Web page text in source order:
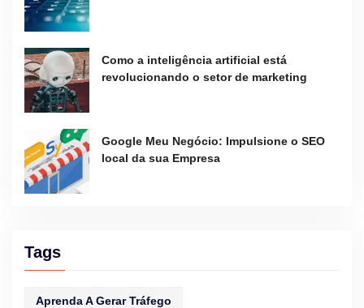
Como a inteligência artificial está
revolucionando o setor de marketing
Google Meu Negócio: Impulsione o SEO
local da sua Empresa
Tags
Aprenda A Gerar Tráfego